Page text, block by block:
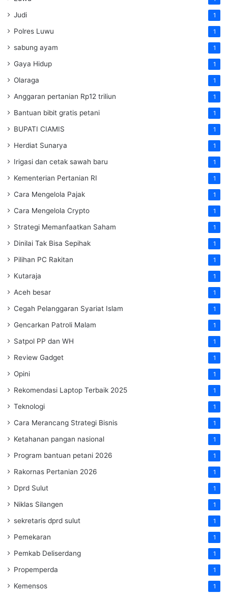
Judi 1
Polres Luwu 1
sabung ayam 1
Gaya Hidup 1
Olaraga 1
Anggaran pertanian Rp12 triliun 1
Bantuan bibit gratis petani 1
BUPATI CIAMIS 1
Herdiat Sunarya 1
Irigasi dan cetak sawah baru 1
Kementerian Pertanian RI 1
Cara Mengelola Pajak 1
Cara Mengelola Crypto 1
Strategi Memanfaatkan Saham 1
Dinilai Tak Bisa Sepihak 1
Pilihan PC Rakitan 1
Kutaraja 1
Aceh besar 1
Cegah Pelanggaran Syariat Islam 1
Gencarkan Patroli Malam 1
Satpol PP dan WH 1
Review Gadget 1
Opini 1
Rekomendasi Laptop Terbaik 2025 1
Teknologi 1
Cara Merancang Strategi Bisnis 1
Ketahanan pangan nasional 1
Program bantuan petani 2026 1
Rakornas Pertanian 2026 1
Dprd Sulut 1
Niklas Silangen 1
sekretaris dprd sulut 1
Pemekaran 1
Pemkab Deliserdang 1
Propemperda 1
Kemensos 1